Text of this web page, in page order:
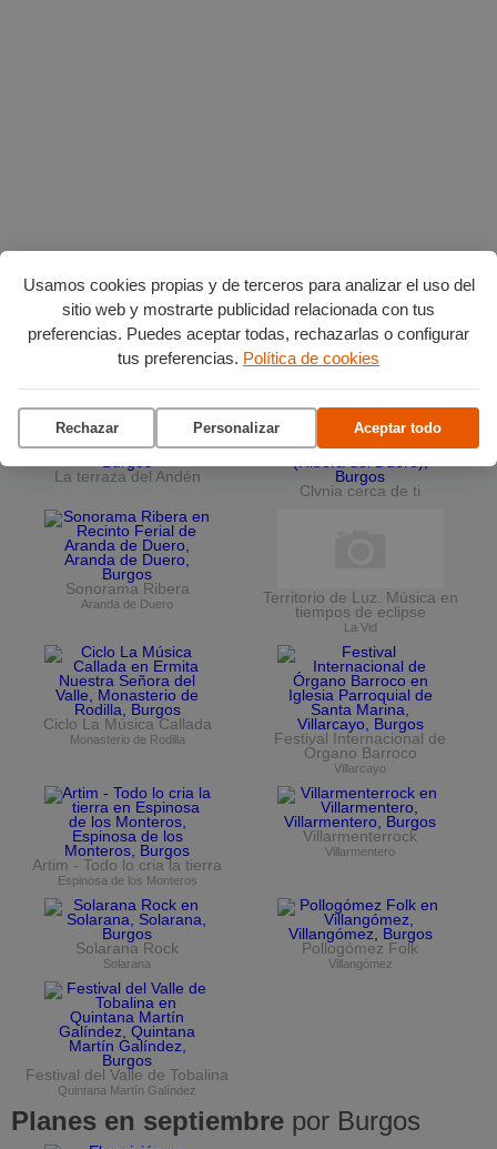
Usamos cookies propias y de terceros para analizar el uso del
sitio web y mostrarte publicidad relacionada con tus
preferencias. Puedes aceptar todas, rechazarlas o configurar
tus preferencias. Política de cookies
Rechazar Personalizar Aceptar todo
Planes en agostopor Burgos
Ciclo de conciertos en el
Museo del Retablo
La terraza del Andén
Clvnia cerca de ti
Sonorama Ribera
Aranda de Duero
Territorio de Luz. Música en
tiempos de eclipse
La Vid
Ciclo La Música Callada
Monasterio de Rodilla
Festival Internacional de
Órgano Barroco
Villarcayo
Artim - Todo lo cria la tierra
Espinosa de los Monteros
Villarmenterrock
Villarmentero
Solarana Rock
Solarana
Pollogómez Folk
Villangómez
Festival del Valle de Tobalina
Quintana Martín Galíndez
Planes en septiembre por Burgos